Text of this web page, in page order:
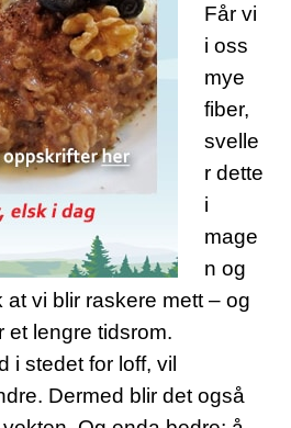
Får vi
i oss
mye
fiber,
svelle
r dette
i
mage
n og
vi blir raskere mett – og
et lengre tidsrom.
i stedet for loff, vil
Dermed blir det også